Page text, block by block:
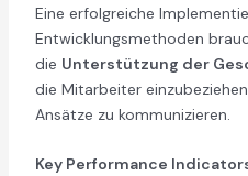
Eine erfolgreiche
Entwicklungsmethoden
die Unterstützung der
die Mitarbeiter
Ansätze zu kommunizieren.
Key Performance